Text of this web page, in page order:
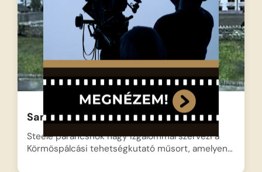
Sam a Tűzoltó – Tüzes Gála
Steele parancsnok nagy izgalommal szervezi a
Körmöspálcási tehetségkutató műsort, amelyen…